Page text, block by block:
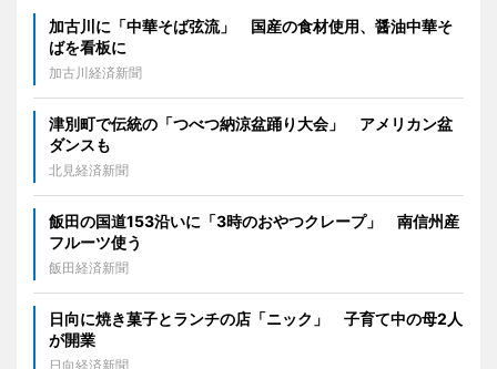
加古川に「中華そば弦流」 国産の食材使用、醤油中華そ
ばを看板に
加古川経済新聞
津別町で伝統の「つべつ納涼盆踊り大会」 アメリカン盆
ダンスも
北見経済新聞
飯田の国道153沿いに「3時のおやつクレープ」 南信州産
フルーツ使う
飯田経済新聞
日向に焼き菓子とランチの店「ニック」 子育て中の母2人
が開業
日向経済新聞